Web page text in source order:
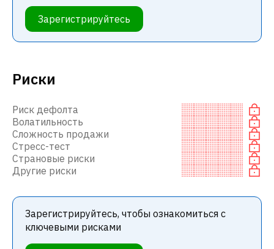
Риски
Риск дефолта
Волатильность
Сложность продажи
Стресс-тест
Страновые риски
Другие риски
Зарегистрируйтесь, чтобы ознакомиться с
ключевыми рисками
Зарегистрируйтесь